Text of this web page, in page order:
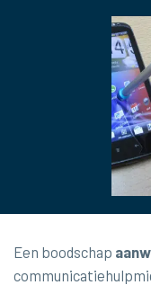
Een boodschap